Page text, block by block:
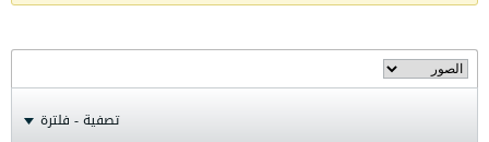
تصفية - فلترة